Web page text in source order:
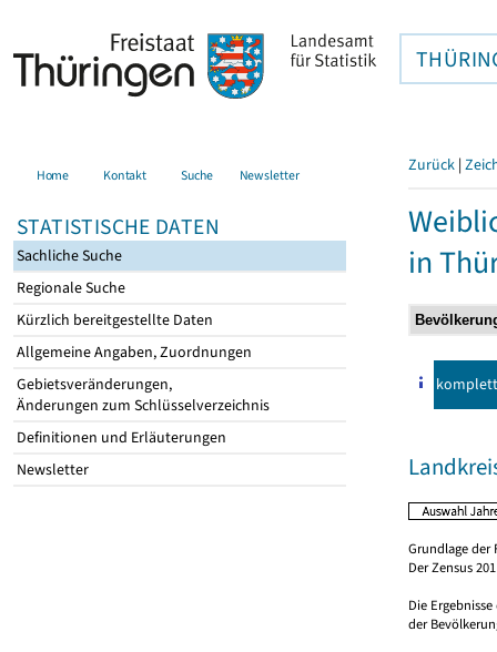
Home Kontakt Suche Newsletter
STATISTISCHE DATEN
Sachliche Suche
Regionale Suche
Kürzlich bereitgestellte Daten
Allgemeine Angaben, Zuordnungen
Gebietsveränderungen,
Änderungen zum Schlüsselverzeichnis
Definitionen und Erläuterungen
Newsletter
Zurück |
in
komplett
Grundlage der
Der Zensus
Die
der